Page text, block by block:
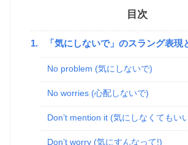
目次
1. 「気にしないで」のスラング表現
No problem (気にしないで)
No worries (心配しないで)
Don’t mention it (気にしなくてもい
Don’t worry (気にすんなって!)